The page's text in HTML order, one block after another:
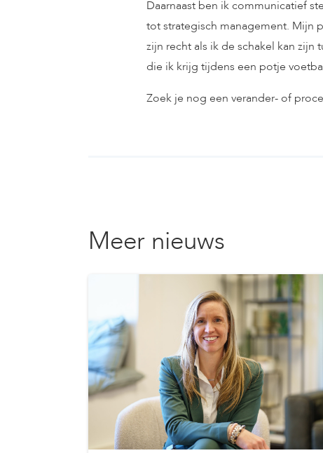
Daarnaast ben ik communicatief
tot strategisch management. Mijn
zijn recht als ik de schakel kan zijn
die ik krijg tijdens een potje
Zoek je nog een verander- of
Meer nieuws